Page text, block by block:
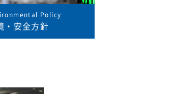
Policy
・安全方針